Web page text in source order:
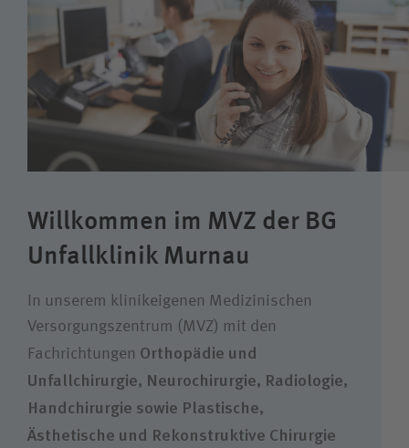
Fachbereiche
Über uns
Karriere
Wie können wir Ihnen helfen?
Suchwert
Willkommen im MVZ der BG
Unfallklinik Murnau
In unserem klinikeigenen Medizinischen
Versorgungszentrum (MVZ) mit den
Fachrichtungen Orthopädie und
Unfallchirurgie, Neurochirurgie, Radiologie,
Handchirurgie sowie Plastische,
Ästhetische und Rekonstruktive Chirurgie